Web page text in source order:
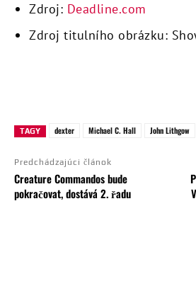
Zdroj: Deadline.com
Zdroj titulního obrázku:
TAGY dexter Michael C. Hall John Lithgow
Predchádzajúci článok
Creature Commandos bude
pokračovat, dostává 2. řadu